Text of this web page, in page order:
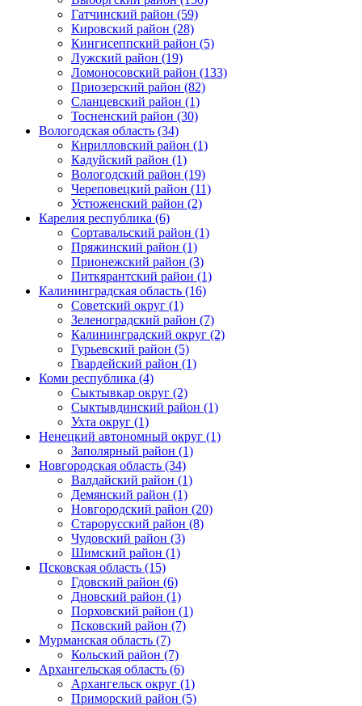
Гатчинский район (59)
Кировский район (28)
Кингисеппский район (5)
Лужский район (19)
Ломоносовский район (133)
Приозерский район (82)
Сланцевский район (1)
Тосненский район (30)
Вологодская область (34)
Кирилловский район (1)
Кадуйский район (1)
Вологодский район (19)
Череповецкий район (11)
Устюженский район (2)
Карелия республика (6)
Сортавальский район (1)
Пряжинский район (1)
Прионежский район (3)
Питкярантский район (1)
Калининградская область (16)
Советский округ (1)
Зеленоградский район (7)
Калининградский округ (2)
Гурьевский район (5)
Гвардейский район (1)
Коми республика (4)
Сыктывкар округ (2)
Сыктывдинский район (1)
Ухта округ (1)
Ненецкий автономный округ (1)
Заполярный район (1)
Новгородская область (34)
Валдайский район (1)
Демянский район (1)
Новгородский район (20)
Старорусский район (8)
Чудовский район (3)
Шимский район (1)
Псковская область (15)
Гдовский район (6)
Дновский район (1)
Порховский район (1)
Псковский район (7)
Мурманская область (7)
Кольский район (7)
Архангельская область (6)
Архангельск округ (1)
Приморский район (5)